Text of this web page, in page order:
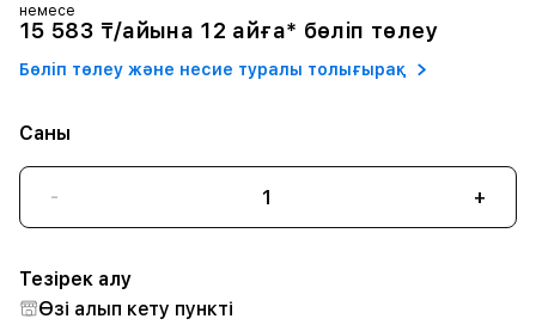
немесе
15 583 ₸/айына 12 айға* бөліп төлеу
Бөліп төлеу және несие туралы толығырақ
Саны
- +
Тезірек алу
Өзі алып кету пункті